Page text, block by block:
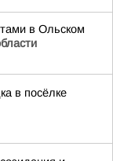
в Ольском
в посёлке